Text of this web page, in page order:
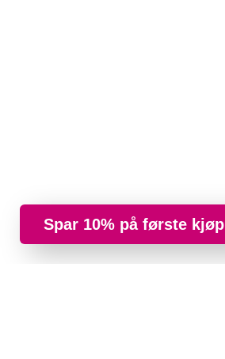
Spar 10% på første kjøp